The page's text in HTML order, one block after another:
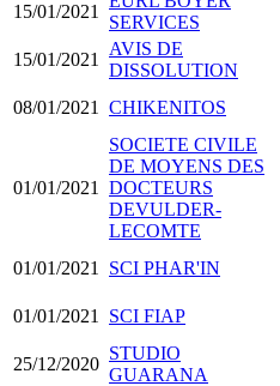
15/01/2021
SERVICES
15/01/2021
AVIS DE
DISSOLUTION
08/01/2021 CHIKENITOS
01/01/2021
SOCIETE CIVILE
DE MOYENS DES
DOCTEURS
DEVULDER-
LECOMTE
01/01/2021 SCI PHAR'IN
01/01/2021 SCI FIAP
25/12/2020
STUDIO
GUARANA